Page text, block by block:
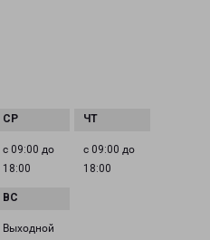
с 09:00 до
18:00
с 09:00 до
18:00
Выходной